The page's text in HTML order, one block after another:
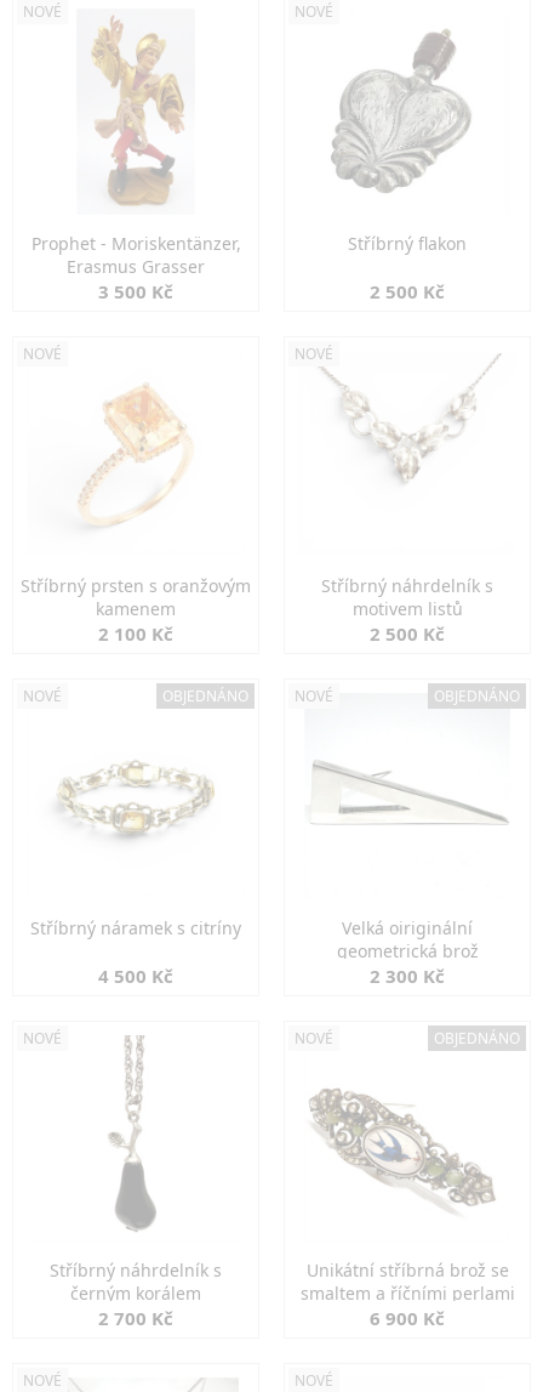
NOVÉ
Prophet - Moriskentänzer,
Erasmus Grasser
3 500 Kč
NOVÉ
Stříbrný flakon
2 500 Kč
NOVÉ
Stříbrný prsten s oranžovým
kamenem
2 100 Kč
NOVÉ
Stříbrný náhrdelník s
motivem listů
2 500 Kč
NOVÉ OBJEDNÁNO
Stříbrný náramek s citríny
4 500 Kč
NOVÉ OBJEDNÁNO
Velká oiriginální
geometrická brož
2 300 Kč
NOVÉ
Stříbrný náhrdelník s
černým korálem
2 700 Kč
NOVÉ OBJEDNÁNO
Unikátní stříbrná brož se
smaltem a říčními perlami
6 900 Kč
NOVÉ NOVÉ